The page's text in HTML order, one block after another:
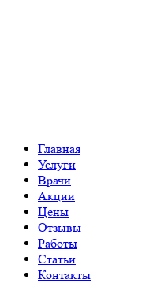
Главная
Услуги
Врачи
Акции
Цены
Отзывы
Работы
Статьи
Контакты